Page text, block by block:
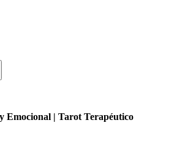
Emocional | Tarot Terapéutico